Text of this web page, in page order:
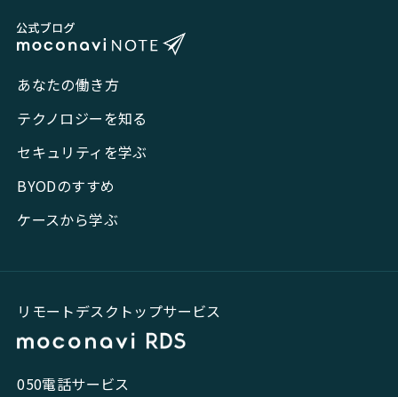
あなたの働き方
テクノロジーを知る
セキュリティを学ぶ
BYODのすすめ
ケースから学ぶ
リモートデスクトップサービス
050電話サービス